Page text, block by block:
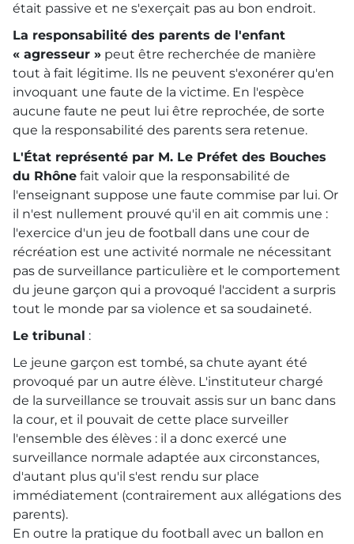
était passive et ne s'exerçait pas au bon endroit.
La responsabilité des parents de l'enfant
« agresseur » peut être recherchée de manière
tout à fait légitime. Ils ne peuvent s'exonérer qu'en
invoquant une faute de la victime. En l'espèce
aucune faute ne peut lui être reprochée, de sorte
que la responsabilité des parents sera retenue.
L'État représenté par M. Le Préfet des Bouches
du Rhône fait valoir que la responsabilité de
l'enseignant suppose une faute commise par lui. Or
il n'est nullement prouvé qu'il en ait commis une :
l'exercice d'un jeu de football dans une cour de
récréation est une activité normale ne nécessitant
pas de surveillance particulière et le comportement
du jeune garçon qui a provoqué l'accident a surpris
tout le monde par sa violence et sa soudaineté.
Le tribunal :
Le jeune garçon est tombé, sa chute ayant été
provoqué par un autre élève. L'instituteur chargé
de la surveillance se trouvait assis sur un banc dans
la cour, et il pouvait de cette place surveiller
l'ensemble des élèves : il a donc exercé une
surveillance normale adaptée aux circonstances,
d'autant plus qu'il s'est rendu sur place
immédiatement (contrairement aux allégations des
parents).
En outre la pratique du football avec un ballon en